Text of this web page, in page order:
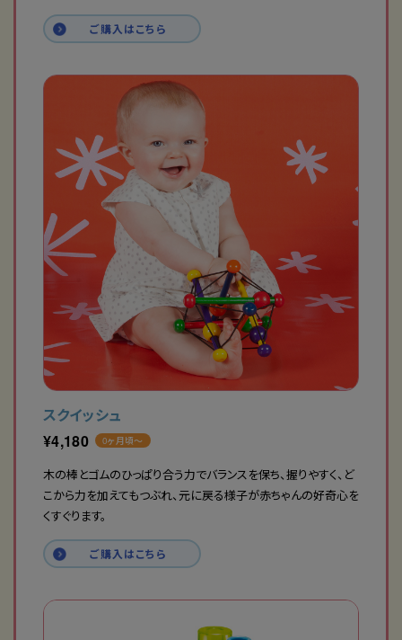
ご購入はこちら
スクイッシュ
¥4,180 0ヶ月頃〜
木の棒とゴムのひっぱり合う力でバランスを保ち、握りやすく、ど
こから力を加えてもつぶれ、元に戻る様子が赤ちゃんの好奇心を
くすぐります。
ご購入はこちら